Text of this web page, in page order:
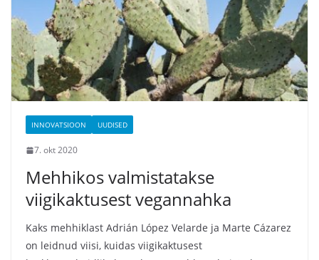
INNOVATSIOON UUDISED
7. okt 2020
Mehhikos valmistatakse
viigikaktusest vegannahka
Kaks mehhiklast Adrián López Velarde ja Marte Cázarez
on leidnud viisi, kuidas viigikaktusest